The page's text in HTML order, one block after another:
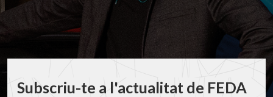
Subscriu-te a l'actualitat de FEDA